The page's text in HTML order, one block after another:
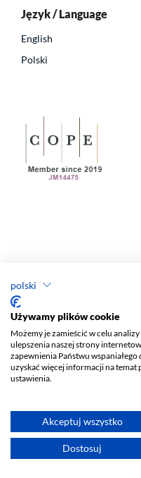
polski
Używamy plików cookie
Możemy je zamieścić w celu
ulepszenia naszej strony
zapewnienia Państwu
uzyskać więcej informacji na
ustawienia.
Akceptuj wszystko
Dostosuj
Język / Language
English
Polski
Naukowych w ramach
Zadanie realizowane ze
nr 315/WCN/2019/1 z dn.
Wsparcie dla Czasopism